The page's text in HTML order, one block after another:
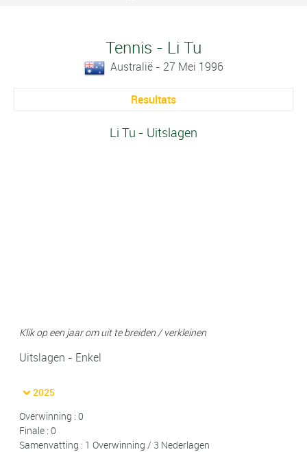
Tennis - Li Tu
Australië - 27 Mei 1996
Resultats
Li Tu - Uitslagen
Klik op een jaar om uit te breiden / verkleinen
Uitslagen - Enkel
2025
Overwinning : 0
Finale : 0
Samenvatting : 1 Overwinning / 3 Nederlagen